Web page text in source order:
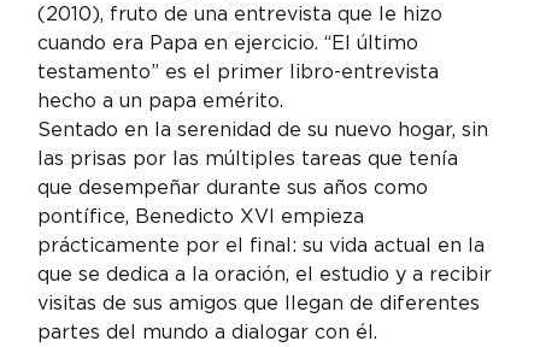
(2010), fruto de una entrevista que le hizo
cuando era Papa en ejercicio. “El último
testamento” es el primer libro-entrevista
hecho a un papa emérito.
Sentado en la serenidad de su nuevo hogar, sin
las prisas por las múltiples tareas que tenía
que desempeñar durante sus años como
pontífice, Benedicto XVI empieza
prácticamente por el final: su vida actual en la
que se dedica a la oración, el estudio y a recibir
visitas de sus amigos que llegan de diferentes
partes del mundo a dialogar con él.